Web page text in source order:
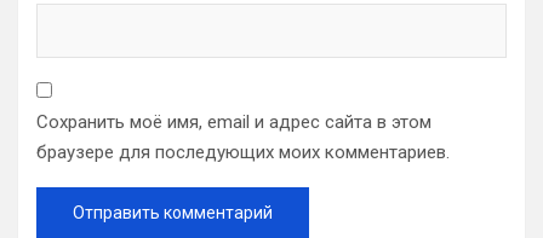
Сохранить моё имя, email и адрес сайта в этом
браузере для последующих моих комментариев.